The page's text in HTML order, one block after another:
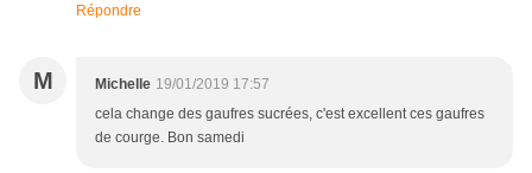
Répondre
M Michelle 19/01/2019 17:57
cela change des gaufres sucrées, c'est excellent ces gaufres
de courge. Bon samedi